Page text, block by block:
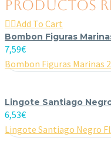
PRODUCTOS
Add To Cart
Bombon Figuras
7,59€
Bombon Figuras Marinas
Lingote Santiago
6,53€
Lingote Santiago Negro